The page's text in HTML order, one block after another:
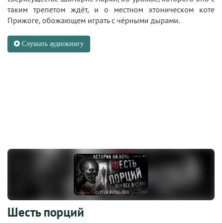
таким трепетом ждёт, и о местном хтоническом коте
Прижоге, обожающем играть с чёрными дырами.
Слушать аудиокнигу
Шесть порций